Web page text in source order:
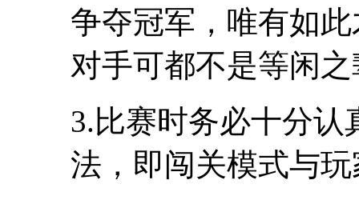
争夺冠军，唯有如
对手可都不是等闲
3.比赛时务必十分
法，即闯关模式与